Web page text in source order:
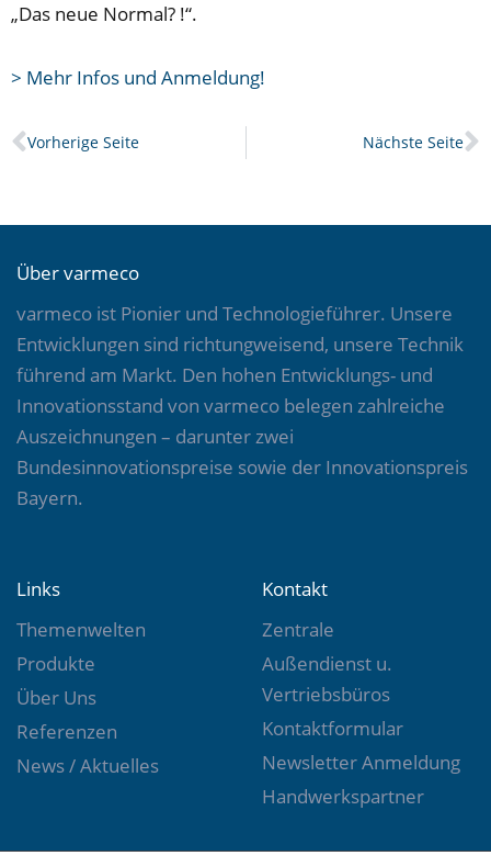
„Das neue Normal? !“.
> Mehr Infos und Anmeldung!
Prev
Vorherige Seite Nächste Seite
Über varmeco
varmeco ist Pionier und Technologieführer. Unsere
Entwicklungen sind richtungweisend, unsere Technik
führend am Markt. Den hohen Entwicklungs- und
Innovationsstand von varmeco belegen zahlreiche
Auszeichnungen – darunter zwei
Bundesinnovationspreise sowie der Innovationspreis
Bayern.
Links
Themenwelten
Produkte
Über Uns
Referenzen
News / Aktuelles
Kontakt
Zentrale
Außendienst u.
Vertriebsbüros
Kontaktformular
Newsletter Anmeldung
Handwerkspartner